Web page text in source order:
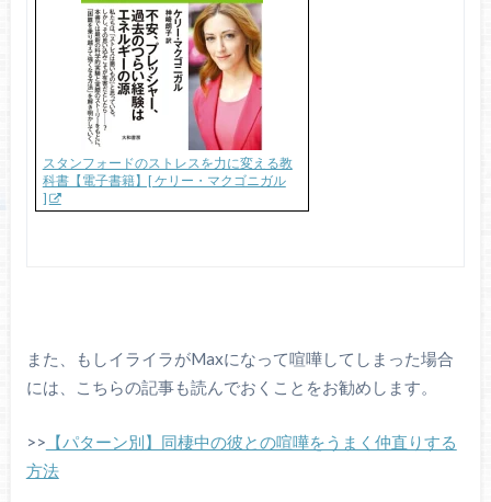
スタンフォードのストレスを力に変える教
科書【電子書籍】[ ケリー・マクゴニガル
]
また、もしイライラがMaxになって喧嘩してしまった場合
には、こちらの記事も読んでおくことをお勧めします。
>> 【パターン別】同棲中の彼との喧嘩をうまく仲直りする
方法